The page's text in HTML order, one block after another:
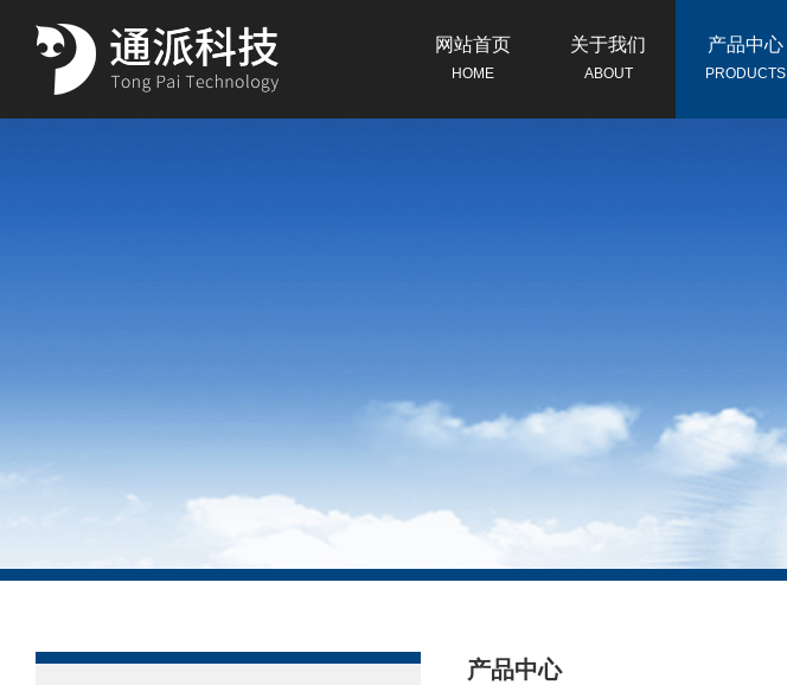
网站首页
HOME
关于我们
ABOUT
产品中心
PRODUCTS
产品中心